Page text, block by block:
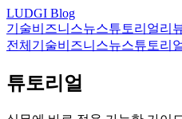
LUDGI Blog
기술비즈니스뉴스튜토리얼리
전체 기술비즈니스뉴스튜토리
튜토리얼